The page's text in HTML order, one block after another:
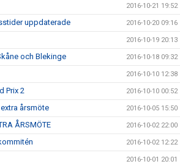
2016-10-21 19:52
uppdaterade 2016-10-20 09:16
2016-10-19 20:13
och Blekinge 2016-10-18 09:32
2016-10-10 12:38
Prix 2 2016-10-10 00:52
årsmöte 2016-10-05 15:50
ÅRSMÖTE 2016-10-02 22:00
2016-10-02 12:22
2016-10-01 20:01